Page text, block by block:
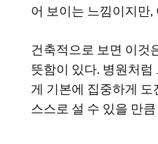
어 보이는 느낌이지만,
건축적으로 보면 이것
뜻함이 있다. 병원처럼
게 기본에 집중하게 도
스스로 설 수 있을 만